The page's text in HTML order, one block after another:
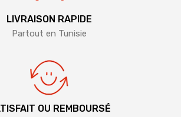
LIVRAISON RAPIDE
Partout en Tunisie
OU REMBOURSÉ